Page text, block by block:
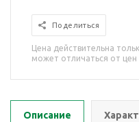
Поделиться
Цена действительна
может отличаться от цен
Описание